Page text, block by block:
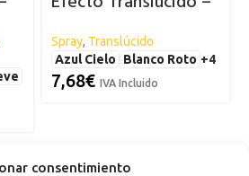
consentimiento
Spray, Translúcido
Azul Cielo
Blanco Roto +4
7,68€ IVA Incluido